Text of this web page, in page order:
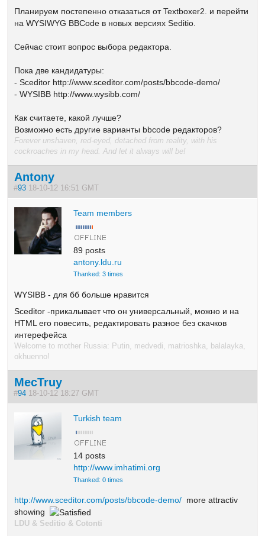
Планируем постепенно отказаться от Textboxer2. и перейти
на WYSIWYG BBCode в новых версиях Seditio.
Сейчас стоит вопрос выбора редактора.
Пока две кандидатуры:
- Sceditor http://www.sceditor.com/posts/bbcode-demo/
- WYSIBB http://www.wysibb.com/
Как считаете, какой лучше?
Возможно есть другие варианты bbcode редакторов?
Forever unshaven, red-eyed, detached from reality, with his
cockroaches in my head. And let it always will be!
Antony
#93 18-10-12 16:51 GMT
Team members
89 posts
antony.ldu.ru
Thanked: 3 times
WYSIBB - для бб больше нравится
Sceditor -прикалывает что он универсальный, можно и на
HTML его повесить, редактировать разное без скачков
интерефейса
Welcome to mother Russia: Putin, medvedi, matrioshka, balalayka,
okhuenno!
MecTruy
#94 18-10-12 18:27 GMT
Turkish team
14 posts
http://www.imhatimi.org
Thanked: 0 times
http://www.sceditor.com/posts/bbcode-demo/ more attractiv
showing
LDU & Seditio & Cotonti